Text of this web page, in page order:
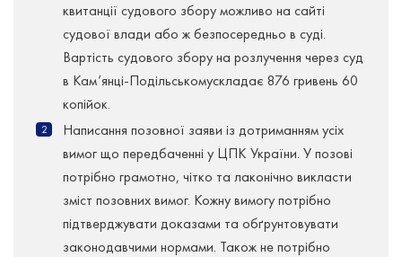
квитанції судового збору можливо на сайті
судової влади або ж безпосередньо в суді.
Вартість судового збору на розлучення через суд
в Кам’янці-Подільськомускладає 876 гривень 60
копійок.
Написання позовної заяви із дотриманням усіх
вимог що передбаченні у ЦПК України. У позові
потрібно грамотно, чітко та лаконічно викласти
зміст позовних вимог. Кожну вимогу потрібно
підтверджувати доказами та обґрунтовувати
законодавчими нормами. Також не потрібно